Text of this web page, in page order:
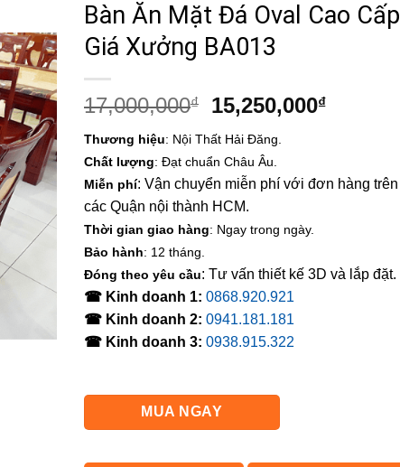
Bàn Ăn Mặt Đá Oval Cao
Giá Xưởng BA013
17,000,000₫
Giá
là:
17,000,000₫.
15,250,000₫Giá
Thương hiệu: Nội Thất Hải Đăng.
Chất lượng: Đạt chuẩn Châu Âu.
Miễn phí: Vận chuyển miễn phí với đơn hàng
các Quận nội thành HCM.
Thời gian giao hàng: Ngay trong ngày.
Bảo hành: 12 tháng.
Đóng theo yêu cầu: Tư vấn thiết kế 3D và lắp đặt.
☎ Kinh doanh 1: 0868.920.921
☎ Kinh doanh 2: 0941.181.181
☎ Kinh doanh 3: 0938.915.322
MUA NGAY